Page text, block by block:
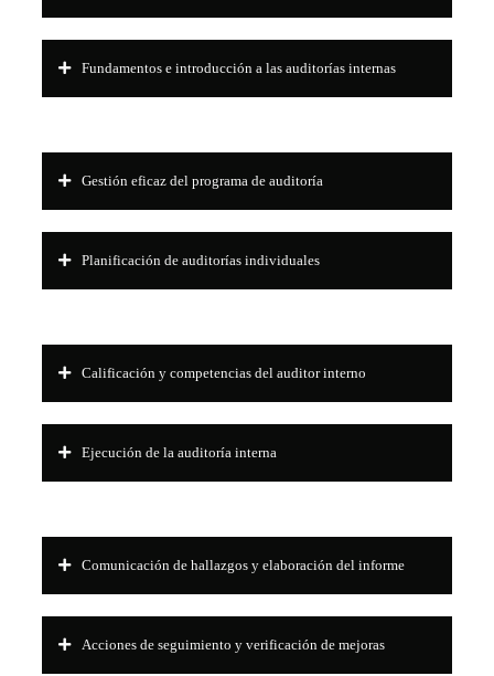
Fundamentos e introducción a las auditorías internas
Gestión eficaz del programa de auditoría
Planificación de auditorías individuales
Calificación y competencias del auditor interno
Ejecución de la auditoría interna
Comunicación de hallazgos y elaboración del informe
Acciones de seguimiento y verificación de mejoras